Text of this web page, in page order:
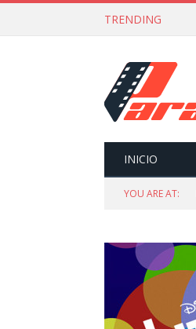
TRENDING
INICIO
YOU ARE AT: